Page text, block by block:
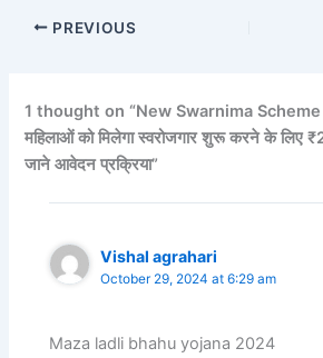
PREVIOUS
1 thought on “New Swarnima
महिलाओं को मिलेगा स्वरोजगार शुरू करने के लिए
जाने आवेदन प्रक्रिया”
Vishal agrahari
October 29, 2024 at 6:29 am
Maza ladli bhahu yojana 2024